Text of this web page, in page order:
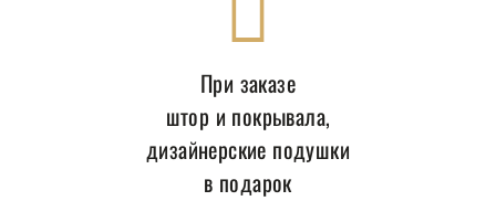
При заказе
штор и покрывала,
дизайнерские подушки
в подарок